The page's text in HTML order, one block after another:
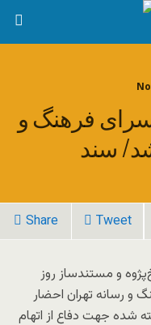
فرهنگ و
سند
Share Tweet
و مستندساز روز
فرهنگ و رسانه تهران احضار
شده جهت دفاع از اتهام